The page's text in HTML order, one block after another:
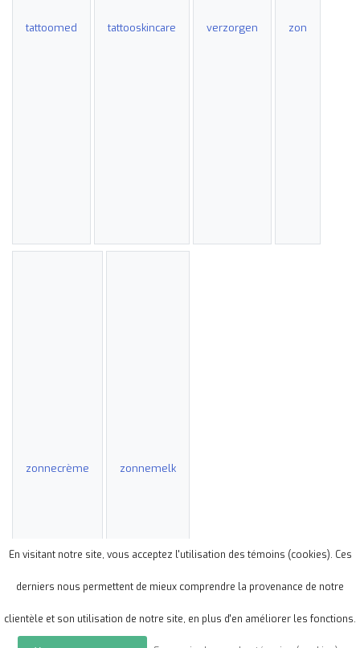
tattoomed tattooskincare verzorgen zon
zonnecrème zonnemelk
En visitant notre site, vous acceptez l'utilisation des témoins (cookies). Ces
derniers nous permettent de mieux comprendre la provenance de notre
clientèle et son utilisation de notre site, en plus d'en améliorer les fonctions.